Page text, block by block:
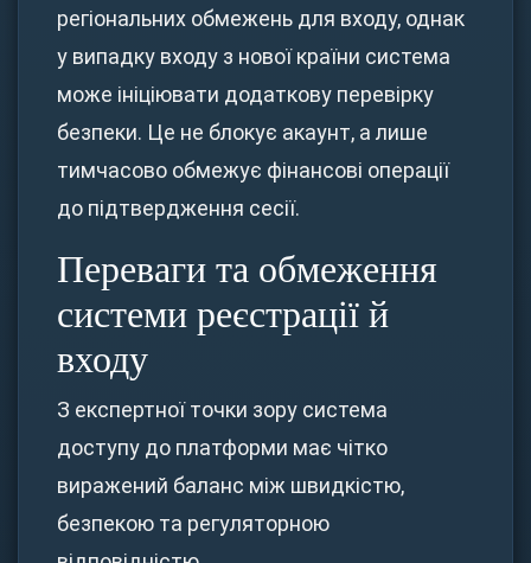
регіональних обмежень для входу, однак
у випадку входу з нової країни система
може ініціювати додаткову перевірку
безпеки. Це не блокує акаунт, а лише
тимчасово обмежує фінансові операції
до підтвердження сесії.
Переваги та обмеження
системи реєстрації й
входу
З експертної точки зору система
доступу до платформи має чітко
виражений баланс між швидкістю,
безпекою та регуляторною